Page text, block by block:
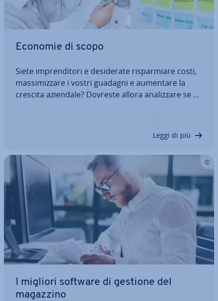
Economie di scopo
Siete im­pren­di­to­ri e de­si­de­ra­te ri­spar­mia­re costi,
mas­si­miz­za­re i vostri guadagni e aumentare la
crescita aziendale? Dovreste allora ana­liz­za­re se e
Leggi di più
I migliori software di gestione del
magazzino